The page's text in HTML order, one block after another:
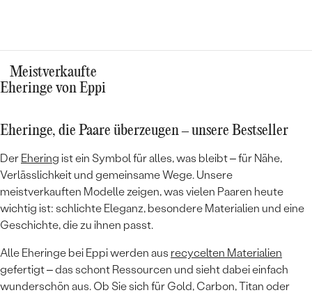
Meistverkaufte
Eheringe von Eppi
Eheringe, die Paare überzeugen – unsere Bestseller
Der Ehering ist ein Symbol für alles, was bleibt – für Nähe,
Verlässlichkeit und gemeinsame Wege. Unsere
meistverkauften Modelle zeigen, was vielen Paaren heute
wichtig ist: schlichte Eleganz, besondere Materialien und eine
Geschichte, die zu ihnen passt.
Alle Eheringe bei Eppi werden aus recycelten Materialien
gefertigt – das schont Ressourcen und sieht dabei einfach
wunderschön aus. Ob Sie sich für Gold, Carbon, Titan oder